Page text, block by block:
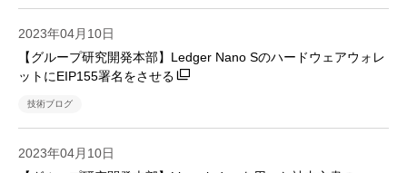
2023年04月10日
【グループ研究開発本部】Ledger Nano Sのハードウェアウォレ
ットにEIP155署名をさせる
技術ブログ
2023年04月10日